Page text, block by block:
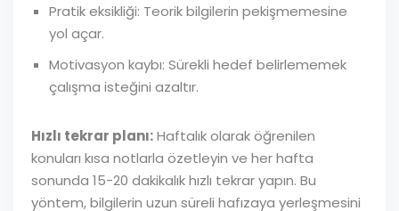
Pratik eksikliği: Teorik bilgilerin pekişmemesine
yol açar.
Motivasyon kaybı: Sürekli hedef belirlememek
çalışma isteğini azaltır.
Hızlı tekrar planı:Haftalık olarak öğrenilen
konuları kısa notlarla özetleyin ve her hafta
sonunda 15-20 dakikalık hızlı tekrar yapın. Bu
yöntem, bilgilerin uzun süreli hafızaya yerleşmesini